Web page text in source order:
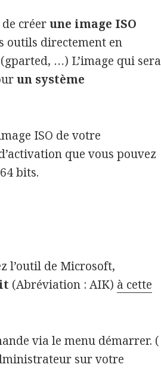
de créerune image ISO
outils directement en
…) L’image qui sera
un système
ISO de votre
que vous pouvez
bits.
l’outil de Microsoft,
(Abréviation : AIK) à cette
via le menu démarrer. (
sur votre